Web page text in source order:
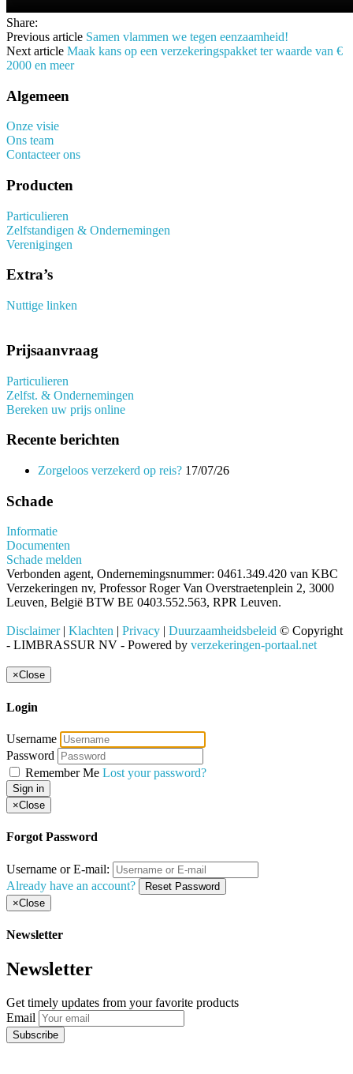
Share:
Previous article Samen vlammen we tegen eenzaamheid!
Next article Maak kans op een verzekeringspakket ter waarde van €
2000 en meer
Algemeen
Onze visie
Ons team
Contacteer ons
Producten
Particulieren
Zelfstandigen & Ondernemingen
Verenigingen
Extra’s
Nuttige linken
Prijsaanvraag
Particulieren
Zelfst. & Ondernemingen
Bereken uw prijs online
Recente berichten
Zorgeloos verzekerd op reis? 17/07/26
Schade
Informatie
Documenten
Schade melden
Verbonden agent, Ondernemingsnummer: 0461.349.420 van KBC
Verzekeringen nv, Professor Roger Van Overstraetenplein 2, 3000
Leuven, België BTW BE 0403.552.563, RPR Leuven.
Disclaimer| Klachten | Privacy | Duurzaamheidsbeleid © Copyright
- LIMBRASSUR NV - Powered by verzekeringen-portaal.net
×Close
Login
Username
Password
Remember Me Lost your password?
Sign in
×Close
Forgot Password
Username or E-mail:
Already have an account?
Reset Password
×Close
Newsletter
Newsletter
Get timely updates from your favorite products
Email
Subscribe